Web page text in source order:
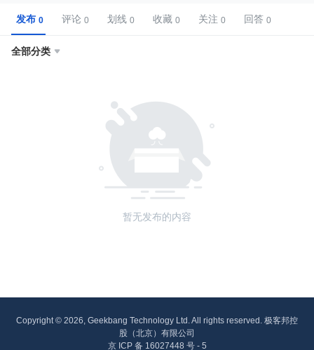
发布 评论 划线 收藏 关注 回答
全部分类 
暂无发布的内容
Copyright © 2026, Geekbang Technology Ltd. All rights reserved. 极客邦控
股（北京）有限公司
京 ICP 备 16027448 号 - 5